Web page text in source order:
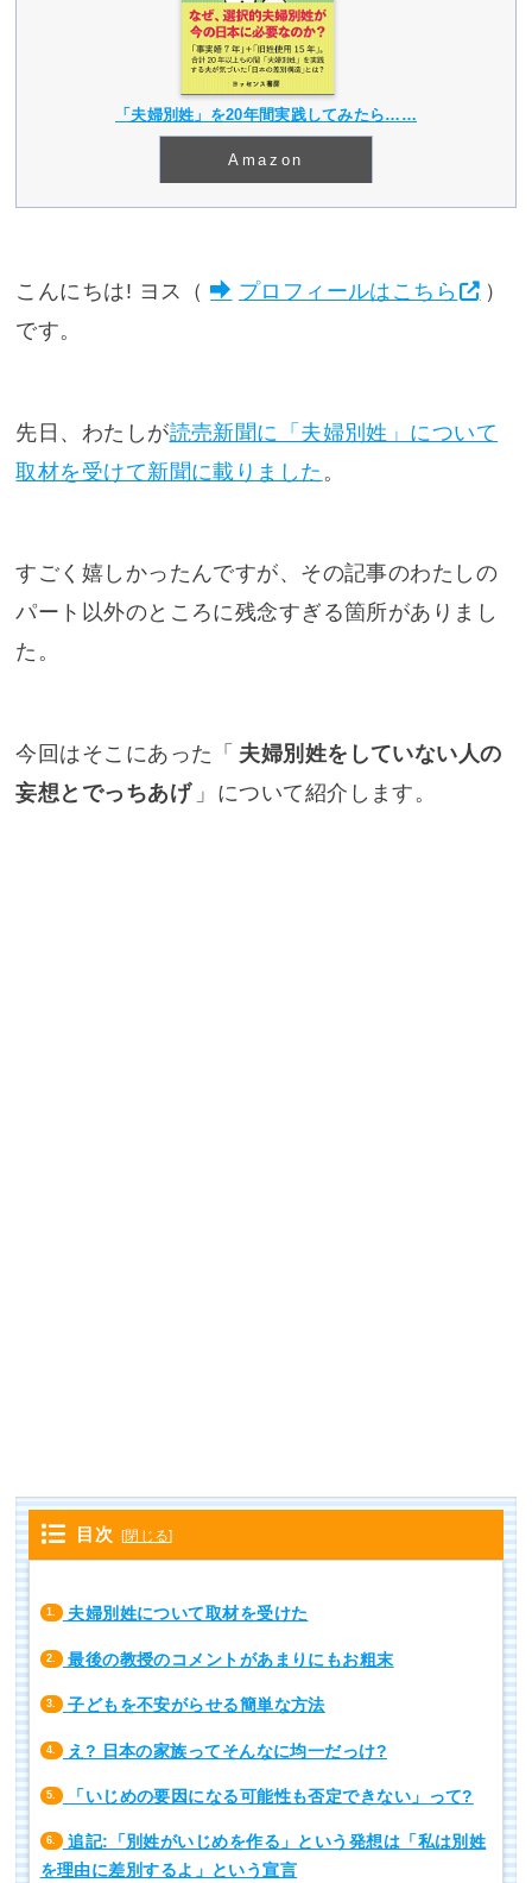
「夫婦別姓」を20年間実践してみたら……
Amazon
こんにちは! ヨス（ プロフィールはこちら
）
です。
先日、わたしが読売新聞に「夫婦別姓」について
取材を受けて新聞に載りました 。
すごく嬉しかったんですが、その記事のわたしの
パート以外のところに残念すぎる箇所がありまし
た。
今回はそこにあった「 夫婦別姓をしていない人の
妄想とでっちあげ 」について紹介します。
目次 [閉じる]
1. 夫婦別姓について取材を受けた
2. 最後の教授のコメントがあまりにもお粗末
3. 子どもを不安がらせる簡単な方法
4. え? 日本の家族ってそんなに均一だっけ?
5. 「いじめの要因になる可能性も否定できない」って?
6.
追記:「別姓がいじめを作る」という発想は「私は別姓
を理由に差別するよ」という宣言